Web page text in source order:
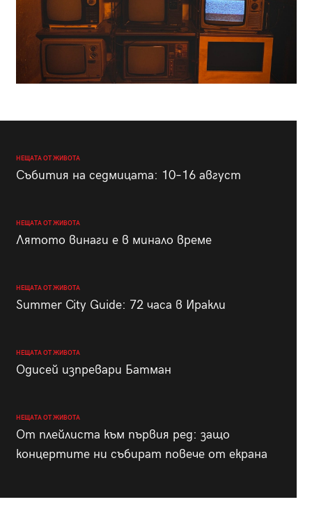
НЕЩАТА ОТ ЖИВОТА
Събития на седмицата: 10–16 август
НЕЩАТА ОТ ЖИВОТА
Лятото винаги е в минало време
НЕЩАТА ОТ ЖИВОТА
Summer City Guide: 72 часа в Иракли
НЕЩАТА ОТ ЖИВОТА
Одисей изпревари Батман
НЕЩАТА ОТ ЖИВОТА
От плейлиста към първия ред: защо
концертите ни събират повече от екрана